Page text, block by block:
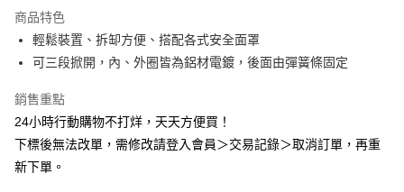
Google Pay
全盈+PAY
AFTEE先享後付
相關說明
AFTEE先享後付是「在收到商品之後才付款」的支付方式。 讓您購物簡單
便利好安心！
ATM付款
商品特色
輕鬆裝置、拆缷方便、搭配各式安全面罩
可三段掀開，內、外圈皆為鋁材電鍍，後面由彈簧條固定
銷售重點
24小時行動購物不打烊，天天方便買！
下標後無法改單，需修改請登入會員＞交易記錄＞取消訂單，再重
新下單。